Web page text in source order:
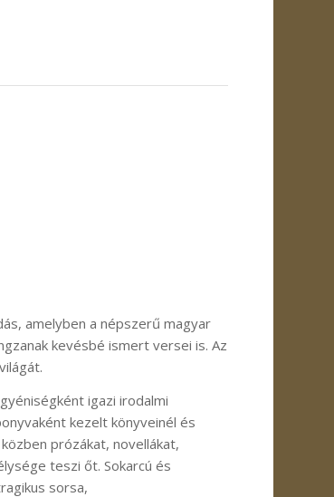
amelyben a népszerű magyar
kevésbé ismert versei is. Az
igazi irodalmi
kezelt könyveinél és
prózákat, novellákat,
teszi őt. Sokarcú és
sorsa,